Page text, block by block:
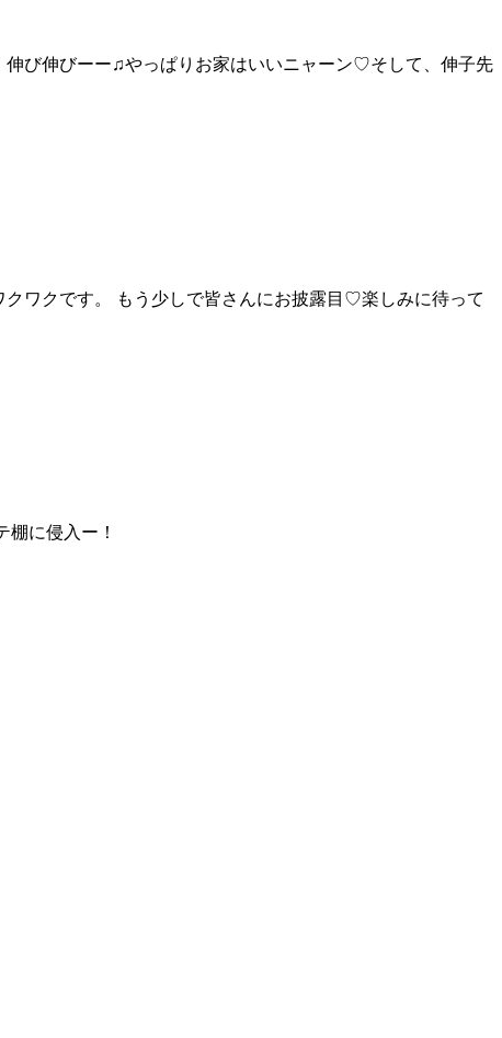
伸び伸びーー♫やっぱりお家はいいニャーン♡そして、伸子先
ワクです。 もう少しで皆さんにお披露目♡楽しみに待って
に侵入ー！